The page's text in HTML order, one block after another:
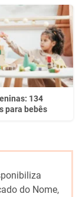
134
para bebês
do Nome,